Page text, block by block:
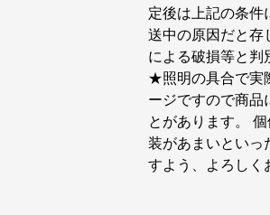
定後は上記の条
送中の原因だと存
による破損等と判
★照明の具合で実
ージですので商品
とがあります。
装があまいといっ
すよう、よろしく